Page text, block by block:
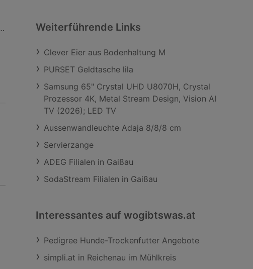
Weiterführende Links
Clever Eier aus Bodenhaltung M
PURSET Geldtasche lila
Samsung 65" Crystal UHD U8070H, Crystal
Prozessor 4K, Metal Stream Design, Vision AI
TV (2026); LED TV
Aussenwandleuchte Adaja 8/8/8 cm
Servierzange
ADEG Filialen in Gaißau
SodaStream Filialen in Gaißau
Interessantes auf wogibtswas.at
Pedigree Hunde-Trockenfutter Angebote
simpli.at in Reichenau im Mühlkreis